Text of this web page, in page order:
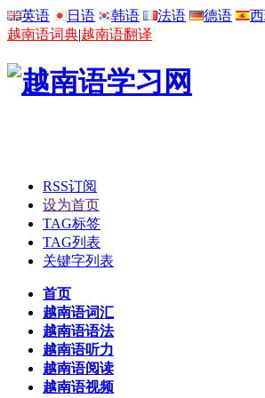
英语 日语 韩语 法语 德语
越南语词典|越南语翻译
RSS订阅
设为首页
TAG标签
TAG列表
关键字列表
首页
越南语词汇
越南语语法
越南语听力
越南语阅读
越南语视频